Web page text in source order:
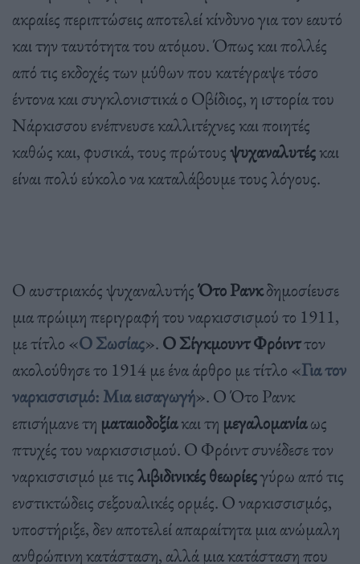
ακραίες περιπτώσεις αποτελεί κίνδυνο για τον εαυτό
και την ταυτότητα του ατόμου. Όπως και πολλές
από τις εκδοχές των μύθων που κατέγραψε τόσο
έντονα και συγκλονιστικά ο Οβίδιος, η ιστορία του
Νάρκισσου ενέπνευσε καλλιτέχνες και ποιητές
καθώς και, φυσικά, τους πρώτουςψυχαναλυτέςκαι
είναι πολύ εύκολο να καταλάβουμε τους λόγους.
Ο αυστριακός ψυχαναλυτήςΌτο Ρανκδημοσίευσε
μια πρώιμη περιγραφή του ναρκισσισμού το 1911,
με τίτλο «Ο Σωσίας». Ο Σίγκμουντ Φρόινττον
ακολούθησε το 1914 με ένα άρθρο με τίτλο «Για τον
ναρκισσισμό: Μια εισαγωγή». Ο Ότο Ρανκ
επισήμανε τη ματαιοδοξίακαι τη μεγαλομανίαως
πτυχές του ναρκισσισμού. Ο Φρόιντ συνέδεσε τον
ναρκισσισμό με τιςλιβιδινικές θεωρίεςγύρω από τις
ενστικτώδεις σεξουαλικές ορμές. Ο ναρκισσισμός,
υποστήριξε, δεν αποτελεί απαραίτητα μια ανώμαλη
ανθρώπινη κατάσταση, αλλά μια κατάσταση που